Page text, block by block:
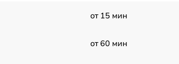
от 15 мин
от 60 мин